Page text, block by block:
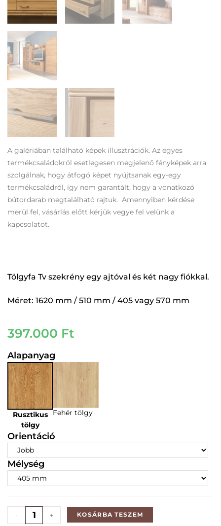
A galériában található képek illusztrációk. Az egyes
termékcsaládokról esetlegesen megjelenő fényképek arra
szolgálnak, hogy átfogó képet nyújtsanak egy-egy
termékcsaládról, így nem garantált, hogy a vonatkozó
bútordarab megtalálható rajtuk. Amennyiben kérdése
merül fel, vásárlás előtt kérjük vegye fel velünk a
kapcsolatot.
Tölgyfa Tv szekrény egy ajtóval és két nagy fiókkal.
Méret: 1620 mm / 510 mm / 405 vagy 570 mm
397.000 Ft
Alapanyag
Rusztikus
tölgy
Fehér tölgy
Orientáció
Mélység
- + KOSÁRBA TESZEM